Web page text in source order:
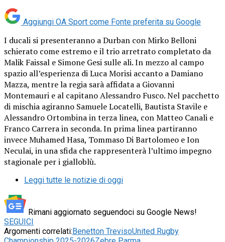
Aggiungi OA Sport come Fonte preferita su Google
I ducali si presenteranno a Durban con Mirko Belloni
schierato come estremo e il trio arretrato completato da
Malik Faissal e Simone Gesi sulle ali. In mezzo al campo
spazio all’esperienza di Luca Morisi accanto a Damiano
Mazza, mentre la regia sarà affidata a Giovanni
Montemauri e al capitano Alessandro Fusco. Nel pacchetto
di mischia agiranno Samuele Locatelli, Bautista Stavile e
Alessandro Ortombina in terza linea, con Matteo Canali e
Franco Carrera in seconda. In prima linea partiranno
invece Muhamed Hasa, Tommaso Di Bartolomeo e Ion
Neculai, in una sfida che rappresenterà l’ultimo impegno
stagionale per i gialloblù.
Leggi tutte le notizie di oggi
Rimani aggiornato seguendoci su Google News!
SEGUICI
Argomenti correlati:Benetton TrevisoUnited Rugby